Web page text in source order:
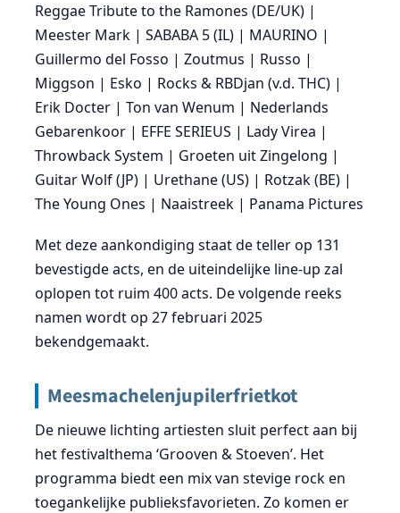
Reggae Tribute to the Ramones (DE/UK) |
Meester Mark | SABABA 5 (IL) | MAURINO |
Guillermo del Fosso | Zoutmus | Russo |
Miggson | Esko | Rocks & RBDjan (v.d. THC) |
Erik Docter | Ton van Wenum | Nederlands
Gebarenkoor | EFFE SERIEUS | Lady Virea |
Throwback System | Groeten uit Zingelong |
Guitar Wolf (JP) | Urethane (US) | Rotzak (BE) |
The Young Ones | Naaistreek | Panama Pictures
Met deze aankondiging staat de teller op 131
bevestigde acts, en de uiteindelijke line-up zal
oplopen tot ruim 400 acts. De volgende reeks
namen wordt op 27 februari 2025
bekendgemaakt.
Meesmachelenjupilerfrietkot
De nieuwe lichting artiesten sluit perfect aan bij
het festivalthema ‘Grooven & Stoeven’. Het
programma biedt een mix van stevige rock en
toegankelijke publieksfavorieten. Zo komen er